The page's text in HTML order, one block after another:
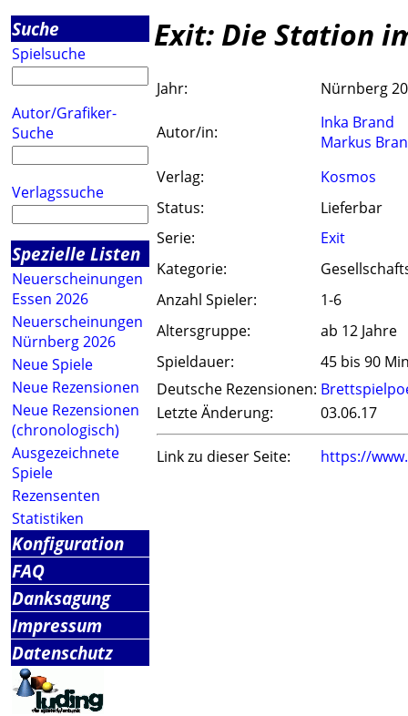
Suche
Spielsuche
Autor/Grafiker-
Suche
Verlagssuche
Spezielle Listen
Neuerscheinungen
Essen 2026
Neuerscheinungen
Nürnberg 2026
Neue Spiele
Neue Rezensionen
Neue Rezensionen
(chronologisch)
Ausgezeichnete
Spiele
Rezensenten
Statistiken
Konfiguration
FAQ
Danksagung
Impressum
Datenschutz
Exit: Die Station
Jahr: Nürnberg
Autor/in:
Inka Brand
Markus
Verlag:
Kosmos
Status:
Lieferbar
Serie:
Exit
Kategorie:
Anzahl Spieler:
1-6
Altersgruppe:
ab 12 Jahre
Spieldauer:
45 bis 90
Deutsche Rezensionen:
Letzte Änderung:
03.06.17
Link zu dieser Seite: https://